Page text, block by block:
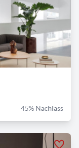
45% Nachlass